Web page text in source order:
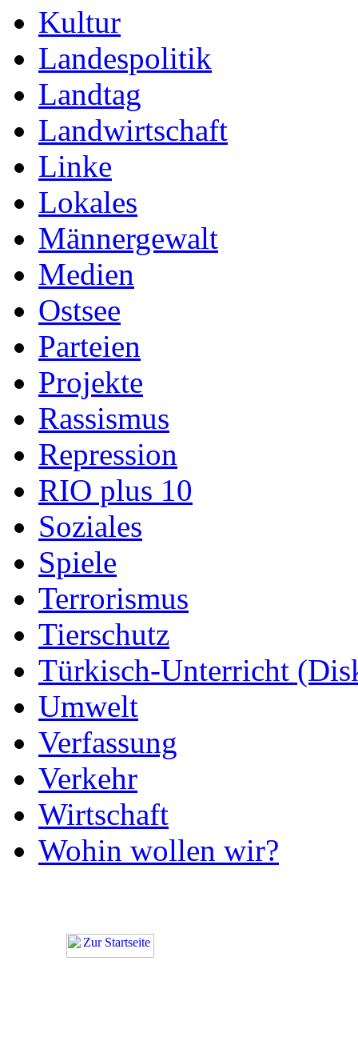
Kultur
Landespolitik
Landtag
Landwirtschaft
Linke
Lokales
Männergewalt
Medien
Ostsee
Parteien
Projekte
Rassismus
Repression
RIO plus 10
Soziales
Spiele
Terrorismus
Tierschutz
Türkisch-Unterricht
Umwelt
Verfassung
Verkehr
Wirtschaft
Wohin wollen wir?